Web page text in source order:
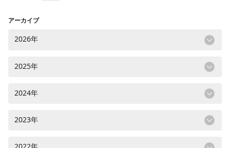
アーカイブ
2026年
2025年
2024年
2023年